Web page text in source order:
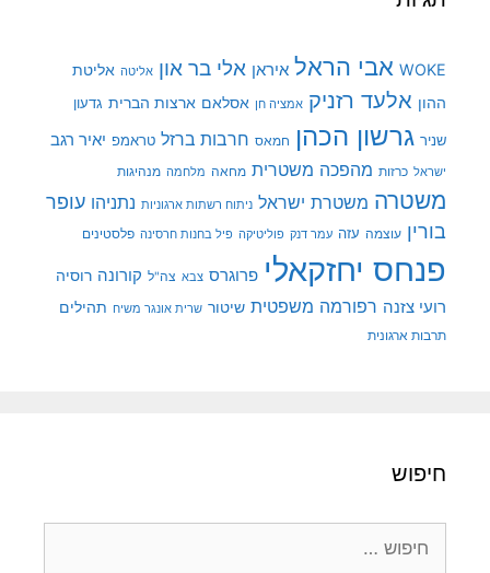
WOKE אבי הראל איראן אלי בר און אליטה אליטת
ההון אלעד רזניק אמציה חן אסלאם ארצות הברית גדעון
שניר גרשון הכהן חמאס חרבות ברזל טראמפ יאיר רגב
ישראל כרזות מהפכה משטרית מחאה מלחמה מנהיגות
משטרה משטרת ישראל ניתוח רשתות ארגוניות נתניהו עופר
בורין עוצמה עזה עמר דנק פוליטיקה פיל בחנות חרסינה פלסטינים
פנחס יחזקאלי פרוגרס צבא צה"ל קורונה רוסיה
רועי צזנה רפורמה משפטית שיטור שרית אונגר משיח תהילים
תרבות ארגונית
חיפוש